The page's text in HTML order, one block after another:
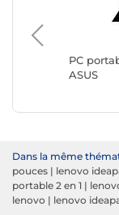
PC
ASUS
Dans la même
pouces | lenovo
portable 2 en 1 |
lenovo | lenovo